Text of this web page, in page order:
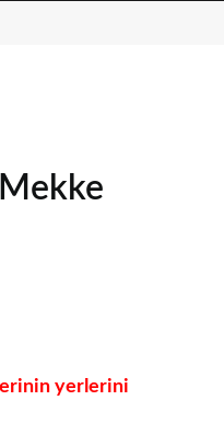
Mekke
yerlerini